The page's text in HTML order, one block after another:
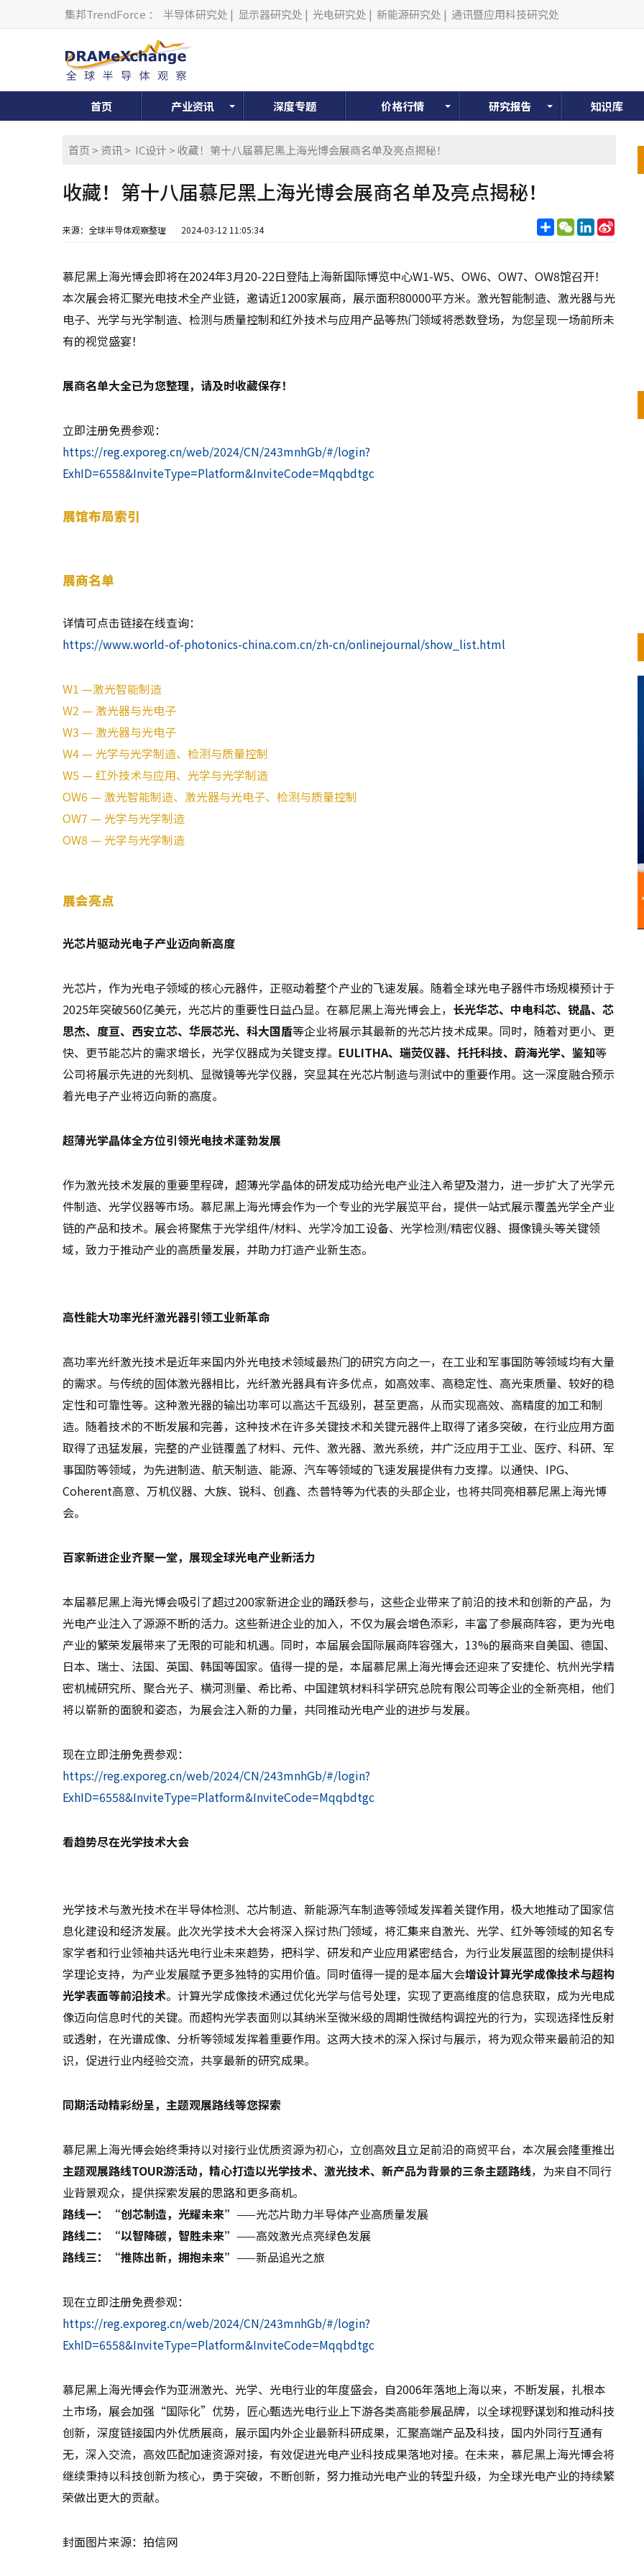
集邦TrendForce ： 半导体研究处 | 显示器研究处 | 光电研究处 | 新能源研究处 | 通讯暨应用科技研究处
首页 产业资讯 深度专题 价格行情 研究报告 知识库
首页 > 资讯> IC设计 > 收藏！第十八届慕尼黑上海光博会展商名单及亮点揭秘！
收藏！第十八届慕尼黑上海光博会展商名单及亮点揭秘！
来源：全球半导体观察整理 2024-03-12 11:05:34 分
享
WeChatLinkedIn
Sina
慕尼黑上海光博会即将在2024年3月20-22日登陆上海新国际博览中心W1-W5、OW6、OW7、OW8馆召开！
本次展会将汇聚光电技术全产业链，邀请近1200家展商，展示面积80000平方米。激光智能制造、激光器与光
电子、光学与光学制造、检测与质量控制和红外技术与应用产品等热门领域将悉数登场，为您呈现一场前所未
有的视觉盛宴！
展商名单大全已为您整理，请及时收藏保存！
立即注册免费参观：
https://reg.exporeg.cn/web/2024/CN/243mnhGb/#/login?
ExhID=6558&InviteType=Platform&InviteCode=Mqqbdtgc
展馆布局索引
展商名单
详情可点击链接在线查询：
https://www.world-of-photonics-china.com.cn/zh-cn/onlinejournal/show_list.html
W1 —激光智能制造
W2 — 激光器与光电子
W3 — 激光器与光电子
W4 — 光学与光学制造、检测与质量控制
W5 — 红外技术与应用、光学与光学制造
OW6 — 激光智能制造、激光器与光电子、检测与质量控制
OW7 — 光学与光学制造
OW8 — 光学与光学制造
展会亮点
光芯片驱动光电子产业迈向新高度
光芯片，作为光电子领域的核心元器件，正驱动着整个产业的飞速发展。随着全球光电子器件市场规模预计于
2025年突破560亿美元，光芯片的重要性日益凸显。在慕尼黑上海光博会上， 长光华芯、中电科芯、锐晶、芯
思杰、度亘、西安立芯、华辰芯光、科大国盾等企业将展示其最新的光芯片技术成果。同时，随着对更小、更
快、更节能芯片的需求增长，光学仪器成为关键支撑。 EULITHA、瑞荧仪器、托托科技、蔚海光学、鉴知等
公司将展示先进的光刻机、显微镜等光学仪器，突显其在光芯片制造与测试中的重要作用。这一深度融合预示
着光电子产业将迈向新的高度。
超薄光学晶体全方位引领光电技术蓬勃发展
作为激光技术发展的重要里程碑，超薄光学晶体的研发成功给光电产业注入希望及潜力，进一步扩大了光学元
件制造、光学仪器等市场。慕尼黑上海光博会作为一个专业的光学展览平台，提供一站式展示覆盖光学全产业
链的产品和技术。展会将聚焦于光学组件/材料、光学冷加工设备、光学检测/精密仪器、摄像镜头等关键领
域，致力于推动产业的高质量发展，并助力打造产业新生态。
高性能大功率光纤激光器引领工业新革命
高功率光纤激光技术是近年来国内外光电技术领域最热门的研究方向之一，在工业和军事国防等领域均有大量
的需求。与传统的固体激光器相比，光纤激光器具有许多优点，如高效率、高稳定性、高光束质量、较好的稳
定性和可靠性等。这种激光器的输出功率可以高达千瓦级别，甚至更高，从而实现高效、高精度的加工和制
造。随着技术的不断发展和完善，这种技术在许多关键技术和关键元器件上取得了诸多突破，在行业应用方面
取得了迅猛发展，完整的产业链覆盖了材料、元件、激光器、激光系统，并广泛应用于工业、医疗、科研、军
事国防等领域，为先进制造、航天制造、能源、汽车等领域的飞速发展提供有力支撑。以通快、IPG、
Coherent高意、万机仪器、大族、锐科、创鑫、杰普特等为代表的头部企业，也将共同亮相慕尼黑上海光博
会。
百家新进企业齐聚一堂，展现全球光电产业新活力
本届慕尼黑上海光博会吸引了超过200家新进企业的踊跃参与，这些企业带来了前沿的技术和创新的产品，为
光电产业注入了源源不断的活力。这些新进企业的加入，不仅为展会增色添彩，丰富了参展商阵容，更为光电
产业的繁荣发展带来了无限的可能和机遇。同时，本届展会国际展商阵容强大，13%的展商来自美国、德国、
日本、瑞士、法国、英国、韩国等国家。值得一提的是，本届慕尼黑上海光博会还迎来了安捷伦、杭州光学精
密机械研究所、聚合光子、横河测量、希比希、中国建筑材料科学研究总院有限公司等企业的全新亮相，他们
将以崭新的面貌和姿态，为展会注入新的力量，共同推动光电产业的进步与发展。
现在立即注册免费参观：
https://reg.exporeg.cn/web/2024/CN/243mnhGb/#/login?
ExhID=6558&InviteType=Platform&InviteCode=Mqqbdtgc
看趋势尽在光学技术大会
光学技术与激光技术在半导体检测、芯片制造、新能源汽车制造等领域发挥着关键作用，极大地推动了国家信
息化建设和经济发展。此次光学技术大会将深入探讨热门领域，将汇集来自激光、光学、红外等领域的知名专
家学者和行业领袖共话光电行业未来趋势，把科学、研发和产业应用紧密结合，为行业发展蓝图的绘制提供科
学理论支持，为产业发展赋予更多独特的实用价值。同时值得一提的是本届大会增设计算光学成像技术与超构
光学表面等前沿技术。计算光学成像技术通过优化光学与信号处理，实现了更高维度的信息获取，成为光电成
像迈向信息时代的关键。而超构光学表面则以其纳米至微米级的周期性微结构调控光的行为，实现选择性反射
或透射，在光谱成像、分析等领域发挥着重要作用。这两大技术的深入探讨与展示，将为观众带来最前沿的知
识，促进行业内经验交流，共享最新的研究成果。
同期活动精彩纷呈，主题观展路线等您探索
慕尼黑上海光博会始终秉持以对接行业优质资源为初心，立创高效且立足前沿的商贸平台，本次展会隆重推出
主题观展路线TOUR游活动，精心打造以光学技术、激光技术、新产品为背景的三条主题路线，为来自不同行
业背景观众，提供探索发展的思路和更多商机。
路线一：“创芯制造，光耀未来” ——光芯片助力半导体产业高质量发展
路线二：“以智降碳，智胜未来” ——高效激光点亮绿色发展
路线三：“推陈出新，拥抱未来” ——新品追光之旅
现在立即注册免费参观：
https://reg.exporeg.cn/web/2024/CN/243mnhGb/#/login?
ExhID=6558&InviteType=Platform&InviteCode=Mqqbdtgc
慕尼黑上海光博会作为亚洲激光、光学、光电行业的年度盛会，自2006年落地上海以来，不断发展，扎根本
土市场，展会加强“国际化”优势，匠心甄选光电行业上下游各类高能参展品牌，以全球视野谋划和推动科技
创新，深度链接国内外优质展商，展示国内外企业最新科研成果，汇聚高端产品及科技，国内外同行互通有
无，深入交流，高效匹配加速资源对接，有效促进光电产业科技成果落地对接。在未来，慕尼黑上海光博会将
继续秉持以科技创新为核心，勇于突破，不断创新，努力推动光电产业的转型升级，为全球光电产业的持续繁
荣做出更大的贡献。
封面图片来源：拍信网